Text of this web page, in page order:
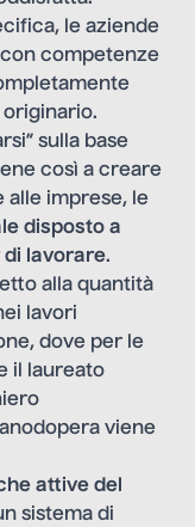
le aziende
competenze
sulla base
così a creare
alle imprese, le
disposto a
di lavorare.
alla quantità
lavori
dove per le
il laureato
viene
attive del
sistema di